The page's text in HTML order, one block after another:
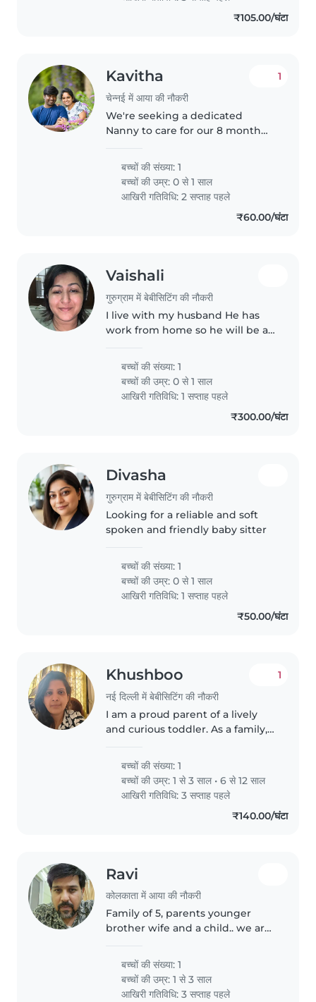
₹105.00/घंटा
Kavitha
चेन्नई में आया की नौकरी
1
We're seeking a dedicated
Nanny to care for our 8 month
plus! Our home is welcoming,
and we'd love someone who
speaks English and Tamil to
interact..
बच्चों की संख्या: 1
बच्चों की उम्र:0 से 1 साल
आखिरी गतिविधि: 2 सप्ताह पहले
₹60.00/घंटा
Vaishali
गुरुग्राम में बेबीसिटिंग की नौकरी
I live with my husband He has
work from home so he will be at
बच्चों की संख्या: 1
बच्चों की उम्र:0 से 1 साल
आखिरी गतिविधि: 1 सप्ताह पहले
₹300.00/घंटा
Divasha
गुरुग्राम में बेबीसिटिंग की नौकरी
Looking for a reliable and soft
spoken and friendly baby sitter
बच्चों की संख्या: 1
बच्चों की उम्र:0 से 1 साल
आखिरी गतिविधि: 1 सप्ताह पहले
₹50.00/घंटा
Khushboo
नई दिल्ली में बेबीसिटिंग की नौकरी
1
I am a proud parent of a lively
and curious toddler. As a family,
and adventures together. We are
looking for a responsible and
experienced Babysitter..
बच्चों की संख्या: 1
बच्चों की उम्र:1 से 3 साल •6 से 12 साल
आखिरी गतिविधि: 3 सप्ताह पहले
₹140.00/घंटा
Ravi
कोलकाता में आया की नौकरी
Family of 5, parents younger
brother wife and a child.. we are
maid, cooking and etc.. we give
holiday and don't cut money on
leaves.. looking forward..
बच्चों की संख्या: 1
बच्चों की उम्र:1 से 3 साल
आखिरी गतिविधि: 3 सप्ताह पहले